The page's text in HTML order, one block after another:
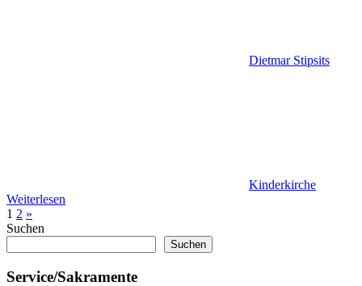
Dietmar Stipsits
Kinderkirche
Weiterlesen
Seitennummerierung
der
Beiträge
1 2 Nächste
Beiträge
»
Suchen
Suchen
Service/Sakramente